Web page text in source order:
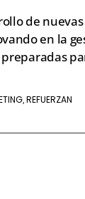
de
en la
, REFUERZAN